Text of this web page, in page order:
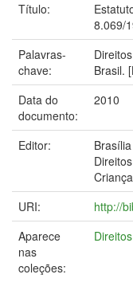
Título:
8.069/
Palavras-
chave:
Brasil.
Data do
documento:
2010
Editor:
URI:
http://
Aparece
nas
coleções: